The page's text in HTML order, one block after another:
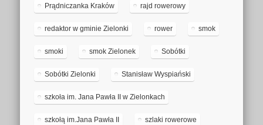
Prądniczanka Kraków rajd rowerowy
redaktor w gminie Zielonki rower smok
smoki smok Zielonek Sobótki
Sobótki Zielonki Stanisław Wyspiański
szkoła im. Jana Pawła II w Zielonkach
szkołą im.Jana Pawła II szlaki rowerowe